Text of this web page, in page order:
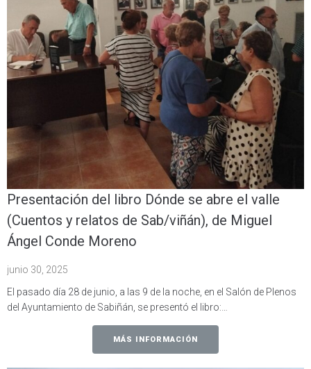
Presentación del libro Dónde se abre el valle
(Cuentos y relatos de Sab/viñán), de Miguel
Ángel Conde Moreno
junio 30, 2025
El pasado día 28 de junio, a las 9 de la noche, en el Salón de Plenos
del Ayuntamiento de Sabiñán, se presentó el libro:…
MÁS INFORMACIÓN